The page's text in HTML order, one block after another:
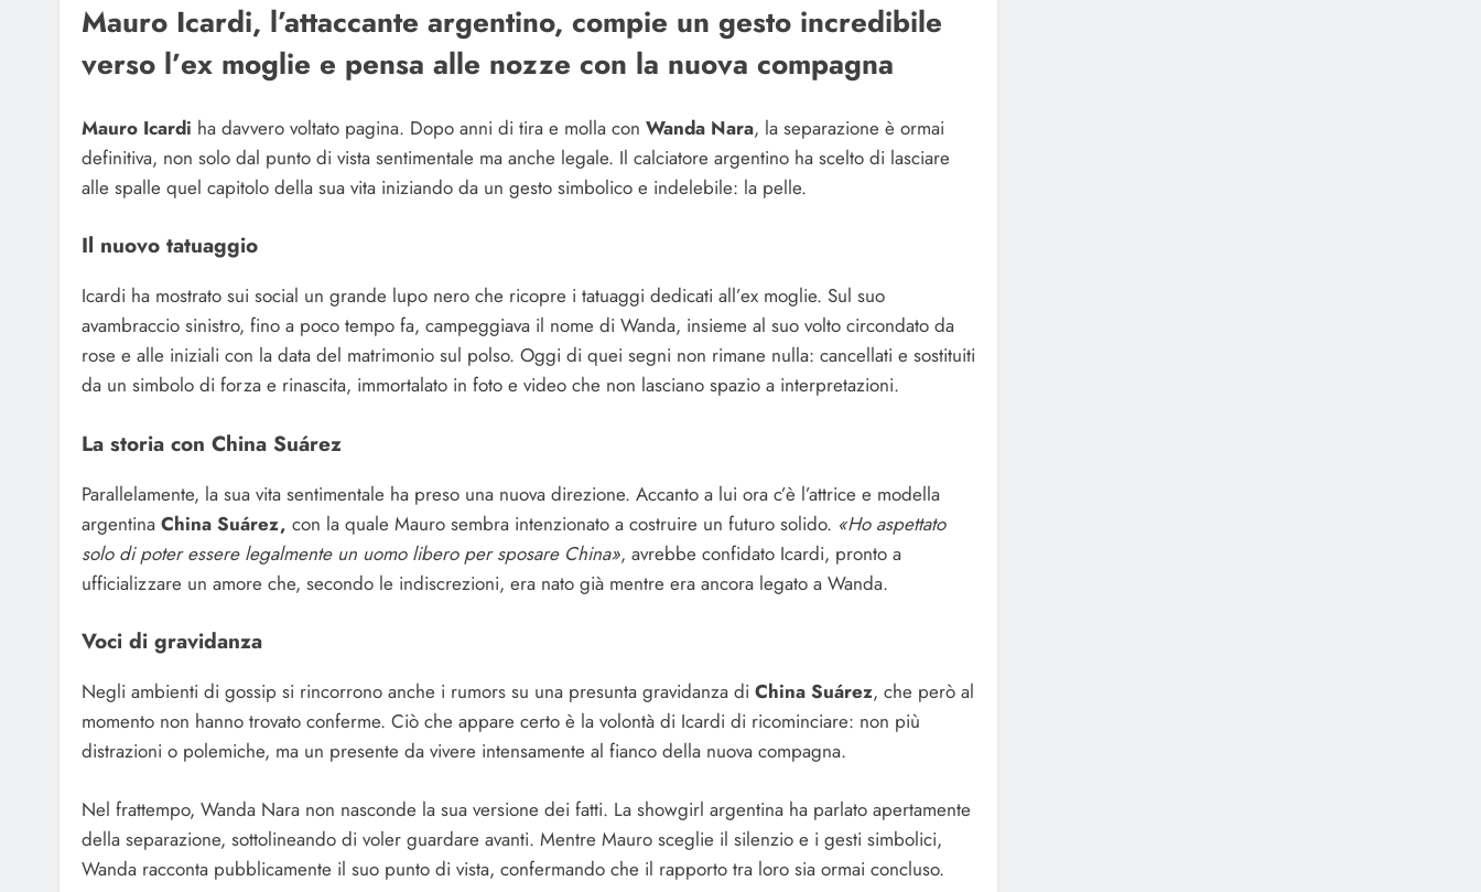
Mauro Icardi, l’attaccante argentino, compie un gesto incredibile
verso l’ex moglie e pensa alle nozze con la nuova compagna
Mauro Icardi ha davvero voltato pagina. Dopo anni di tira e molla con Wanda Nara, la separazione è ormai
definitiva, non solo dal punto di vista sentimentale ma anche legale. Il calciatore argentino ha scelto di lasciare
alle spalle quel capitolo della sua vita iniziando da un gesto simbolico e indelebile: la pelle.
Il nuovo tatuaggio
Icardi ha mostrato sui social un grande lupo nero che ricopre i tatuaggi dedicati all’ex moglie. Sul suo
avambraccio sinistro, fino a poco tempo fa, campeggiava il nome di Wanda, insieme al suo volto circondato da
rose e alle iniziali con la data del matrimonio sul polso. Oggi di quei segni non rimane nulla: cancellati e sostituiti
da un simbolo di forza e rinascita, immortalato in foto e video che non lasciano spazio a interpretazioni.
La storia con China Suárez
Parallelamente, la sua vita sentimentale ha preso una nuova direzione. Accanto a lui ora c’è l’attrice e modella
argentina China Suárez, con la quale Mauro sembra intenzionato a costruire un futuro solido. «Ho aspettato
solo di poter essere legalmente un uomo libero per sposare China», avrebbe confidato Icardi, pronto a
ufficializzare un amore che, secondo le indiscrezioni, era nato già mentre era ancora legato a Wanda.
Voci di gravidanza
Negli ambienti di gossip si rincorrono anche i rumors su una presunta gravidanza di China Suárez, che però al
momento non hanno trovato conferme. Ciò che appare certo è la volontà di Icardi di ricominciare: non più
distrazioni o polemiche, ma un presente da vivere intensamente al fianco della nuova compagna.
Nel frattempo, Wanda Nara non nasconde la sua versione dei fatti. La showgirl argentina ha parlato apertamente
della separazione, sottolineando di voler guardare avanti. Mentre Mauro sceglie il silenzio e i gesti simbolici,
Wanda racconta pubblicamente il suo punto di vista, confermando che il rapporto tra loro sia ormai concluso.